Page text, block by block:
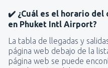
✔️ ¿Cuál es el horario
en Phuket Intl Airport?
La tabla de llegadas y
página web debajo de la
página web se puede